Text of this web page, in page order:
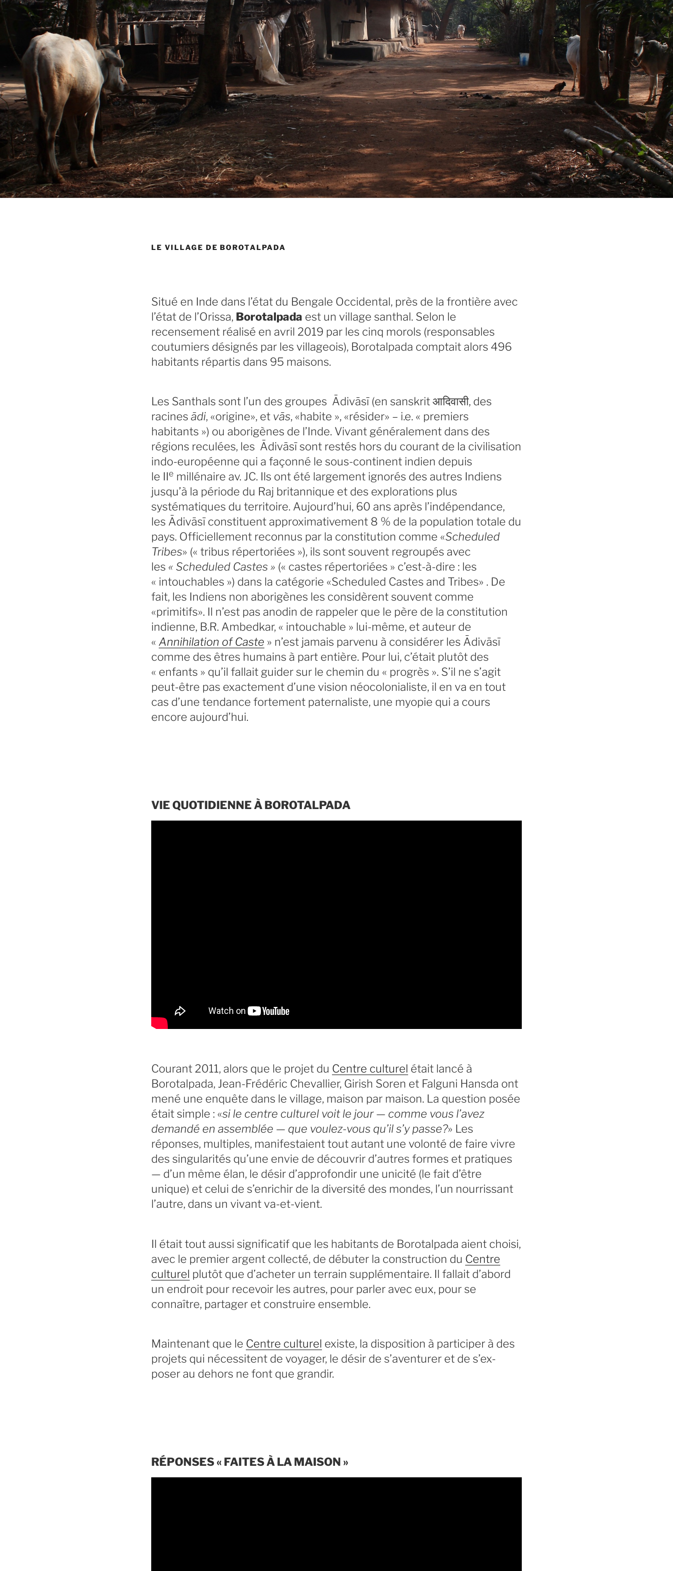
LE VILLAGE DE BOROTALPADA
Situé en Inde dans l’état du Bengale Occidental, près de la frontière avec
l’état de l’Orissa, Borotalpada est un village santhal. Selon le
recensement réalisé en avril 2019 par les cinq morols (responsables
coutumiers désignés par les villageois), Borotalpada comptait alors 496
habitants répartis dans 95 maisons.
Les Santhals sont l’un des groupes Ādivāsī (en sanskritआदिवासी, des
racines ādi, «origine», et vās, «habite », «résider» – i.e. « premiers
habitants ») ou aborigènes de l’Inde. Vivant généralement dans des
régions reculées, les Ādivāsī sont restés hors du courant de la civilisation
indo-européenne qui a façonné le sous-continent indien depuis
le IIe millénaire av. JC. Ils ont été largement ignorés des autres Indiens
jusqu’à la période du Raj britannique et des explorations plus
systématiques du territoire. Aujourd’hui, 60 ans après l’indépendance,
les Ādivāsī constituent approximativement 8 % de la population totale du
pays. Officiellement reconnus par la constitution comme «Scheduled
Tribes» (« tribus répertoriées »), ils sont souvent regroupés avec
les « Scheduled Castes » (« castes répertoriées » c’est-à-dire : les
« intouchables ») dans la catégorie «Scheduled Castes and Tribes» . De
fait, les Indiens non aborigènes les considèrent souvent comme
«primitifs». Il n’est pas anodin de rappeler que le père de la constitution
indienne, B.R. Ambedkar, « intouchable » lui-même, et auteur de
« Annihilation of Caste » n’est jamais parvenu à considérer les Ādivāsī
comme des êtres humains à part entière. Pour lui, c’était plutôt des
« enfants » qu’il fallait guider sur le chemin du « progrès ». S’il ne s’agit
peut-être pas exactement d’une vision néocolonialiste, il en va en tout
cas d’une tendance fortement paternaliste, une myopie qui a cours
encore aujourd’hui.
VIE QUOTIDIENNE À BOROTALPADA
Courant 2011, alors que le projet du Centre culturel était lancé à
Borotalpada, Jean-Frédéric Chevallier, Girish Soren et Falguni Hansda ont
mené une enquête dans le village, maison par maison. La question posée
était simple : «si le centre culturel voit le jour — comme vous l’avez
demandé en assemblée — que voulez-vous qu’il s’y passe?» Les
réponses, multiples, manifestaient tout autant une volonté de faire vivre
des singularités qu’une envie de découvrir d’autres formes et pratiques
— d’un même élan, le désir d’approfondir une unicité (le fait d’être
unique) et celui de s’enrichir de la diversité des mondes, l’un nourrissant
l’autre, dans un vivant va-et-vient.
Il était tout aussi significatif que les habitants de Borotalpada aient choisi,
avec le premier argent collecté, de débuter la construction du Centre
culturel plutôt que d’acheter un terrain supplémentaire. Il fallait d’abord
un endroit pour recevoir les autres, pour parler avec eux, pour se
connaître, partager et construire ensemble.
Maintenant que le Centre culturel existe, la disposition à participer à des
projets qui nécessitent de voyager, le désir de s’aventurer et de s’ex-
poser au dehors ne font que grandir.
RÉPONSES « FAITES À LA MAISON »